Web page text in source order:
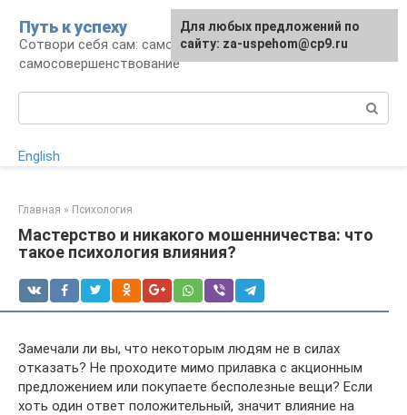
контенту
Путь к успеху
Сотвори себя сам: саморазвитие и
самосовершенствование
English
Главная » Психология
Мастерство и никакого мошенничества: что
такое психология влияния?
Замечали ли вы, что некоторым людям не в силах
отказать? Не проходите мимо прилавка с акционным
предложением или покупаете бесполезные вещи? Если
хоть один ответ положительный, значит влияние на
Для любых предложений по
сайту: za-uspehom@cp9.ru